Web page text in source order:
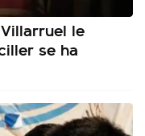
le
se ha